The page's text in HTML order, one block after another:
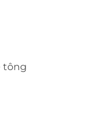
tông